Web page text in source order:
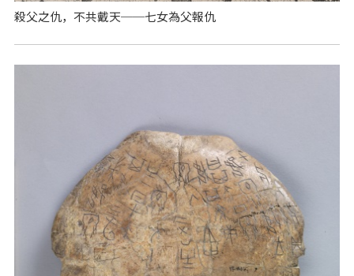
殺父之仇，不共戴天──七女為父報仇